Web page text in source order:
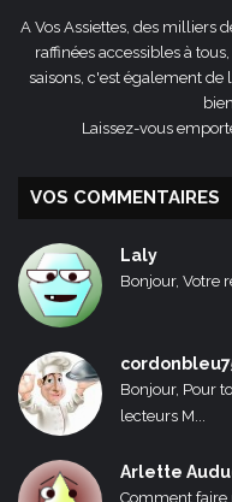
A Vos Assiettes, des milliers
raffinées accessibles à
saisons, c'est également de
Laissez-vous
VOS COMMENTAIRES
Laly
Bonjour, Votre
Bonjour, Pour
lecteurs M...
Arlette
Comment faire